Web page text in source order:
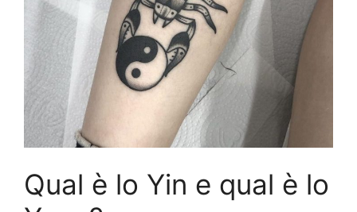
Qual è lo Yin e qual è lo